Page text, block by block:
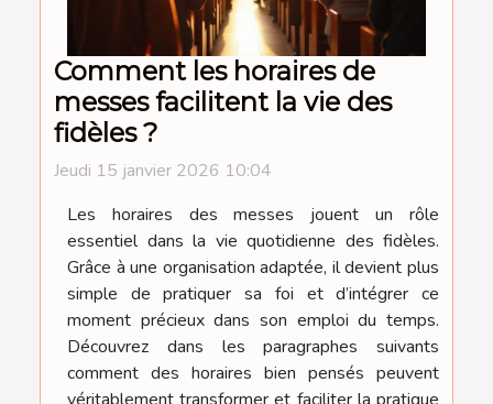
Comment les horaires de
messes facilitent la vie des
fidèles ?
Jeudi 15 janvier 2026 10:04
Les horaires des messes jouent un rôle
essentiel dans la vie quotidienne des fidèles.
Grâce à une organisation adaptée, il devient plus
simple de pratiquer sa foi et d’intégrer ce
moment précieux dans son emploi du temps.
Découvrez dans les paragraphes suivants
comment des horaires bien pensés peuvent